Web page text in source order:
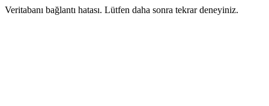
Veritabanı bağlantı hatası. Lütfen daha sonra tekrar deneyiniz.